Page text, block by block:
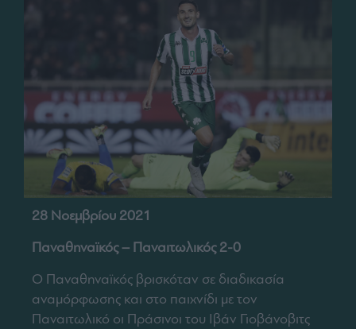
28 Νοεμβρίου 2021
Παναθηναϊκός – Παναιτωλικός 2-0
Ο Παναθηναϊκός βρισκόταν σε διαδικασία
αναμόρφωσης και στο παιχνίδι με τον
Παναιτωλικό οι Πράσινοι του Ιβάν Γιοβάνοβιτς